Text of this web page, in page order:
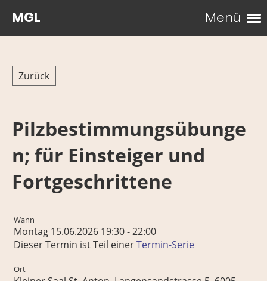
Menü
MGL
Zurück
Pilzbestimmungsübunge
n; für Einsteiger und
Fortgeschrittene
Wann
Montag 15.06.2026 19:30 - 22:00
Dieser Termin ist Teil einerTermin-Serie
Ort